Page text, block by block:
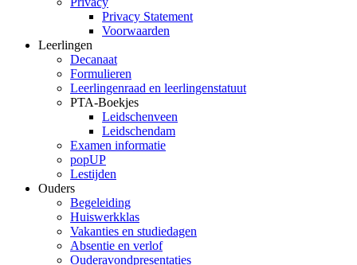
Privacy Statement
Voorwaarden
Leerlingen
Decanaat
Formulieren
Leerlingenraad en leerlingenstatuut
PTA-Boekjes
Leidschenveen
Leidschendam
Examen informatie
popUP
Lestijden
Ouders
Begeleiding
Huiswerkklas
Vakanties en studiedagen
Absentie en verlof
Ouderavondpresentaties